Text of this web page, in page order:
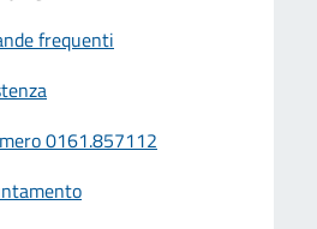
frequenti
0161.857112